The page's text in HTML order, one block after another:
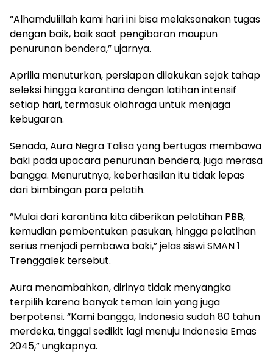
“Alhamdulillah kami hari ini bisa melaksanakan tugas
dengan baik, baik saat pengibaran maupun
penurunan bendera,” ujarnya.
Aprilia menuturkan, persiapan dilakukan sejak tahap
seleksi hingga karantina dengan latihan intensif
setiap hari, termasuk olahraga untuk menjaga
kebugaran.
Senada, Aura Negra Talisa yang bertugas membawa
baki pada upacara penurunan bendera, juga merasa
bangga. Menurutnya, keberhasilan itu tidak lepas
dari bimbingan para pelatih.
“Mulai dari karantina kita diberikan pelatihan PBB,
kemudian pembentukan pasukan, hingga pelatihan
serius menjadi pembawa baki,” jelas siswi SMAN 1
Trenggalek tersebut.
Aura menambahkan, dirinya tidak menyangka
terpilih karena banyak teman lain yang juga
berpotensi. “Kami bangga, Indonesia sudah 80 tahun
merdeka, tinggal sedikit lagi menuju Indonesia Emas
2045,” ungkapnya.